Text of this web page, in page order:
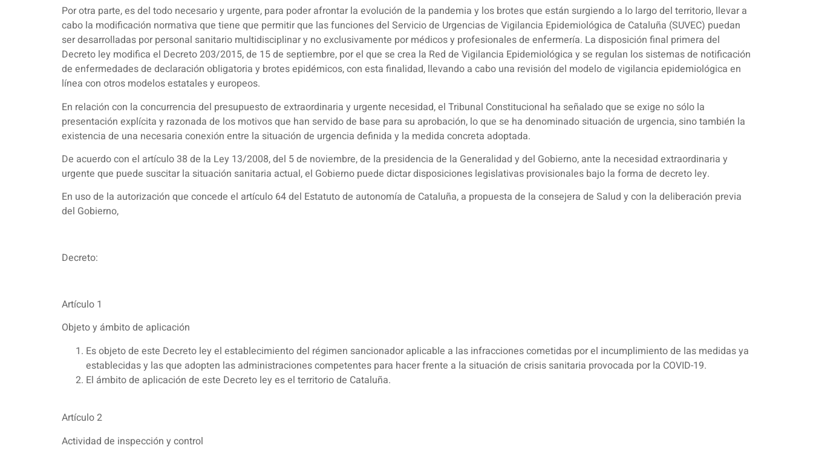
Por otra parte, es del todo necesario y urgente, para poder afrontar la evolución de la pandemia y los brotes que están surgiendo a lo largo del territorio, llevar a
cabo la modificación normativa que tiene que permitir que las funciones del Servicio de Urgencias de Vigilancia Epidemiológica de Cataluña (SUVEC) puedan
ser desarrolladas por personal sanitario multidisciplinar y no exclusivamente por médicos y profesionales de enfermería. La disposición final primera del
Decreto ley modifica el Decreto 203/2015, de 15 de septiembre, por el que se crea la Red de Vigilancia Epidemiológica y se regulan los sistemas de notificación
de enfermedades de declaración obligatoria y brotes epidémicos, con esta finalidad, llevando a cabo una revisión del modelo de vigilancia epidemiológica en
línea con otros modelos estatales y europeos.
En relación con la concurrencia del presupuesto de extraordinaria y urgente necesidad, el Tribunal Constitucional ha señalado que se exige no sólo la
presentación explícita y razonada de los motivos que han servido de base para su aprobación, lo que se ha denominado situación de urgencia, sino también la
existencia de una necesaria conexión entre la situación de urgencia definida y la medida concreta adoptada.
De acuerdo con el artículo 38 de la Ley 13/2008, del 5 de noviembre, de la presidencia de la Generalidad y del Gobierno, ante la necesidad extraordinaria y
urgente que puede suscitar la situación sanitaria actual, el Gobierno puede dictar disposiciones legislativas provisionales bajo la forma de decreto ley.
En uso de la autorización que concede el artículo 64 del Estatuto de autonomía de Cataluña, a propuesta de la consejera de Salud y con la deliberación previa
del Gobierno,
Decreto:
Artículo 1
Objeto y ámbito de aplicación
Es objeto de este Decreto ley el establecimiento del régimen sancionador aplicable a las infracciones cometidas por el incumplimiento de las medidas ya
establecidas y las que adopten las administraciones competentes para hacer frente a la situación de crisis sanitaria provocada por la COVID-19.
El ámbito de aplicación de este Decreto ley es el territorio de Cataluña.
Artículo 2
Actividad de inspección y control